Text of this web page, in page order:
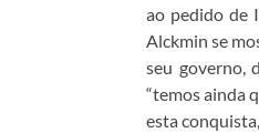
ao pedido de
Alckmin se
seu governo,
“temos ainda
esta